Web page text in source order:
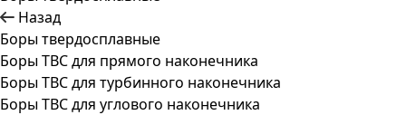
Назад
Боры твердосплавные
Боры ТВС для прямого наконечника
Боры ТВС для турбинного наконечника
Боры ТВС для углового наконечника